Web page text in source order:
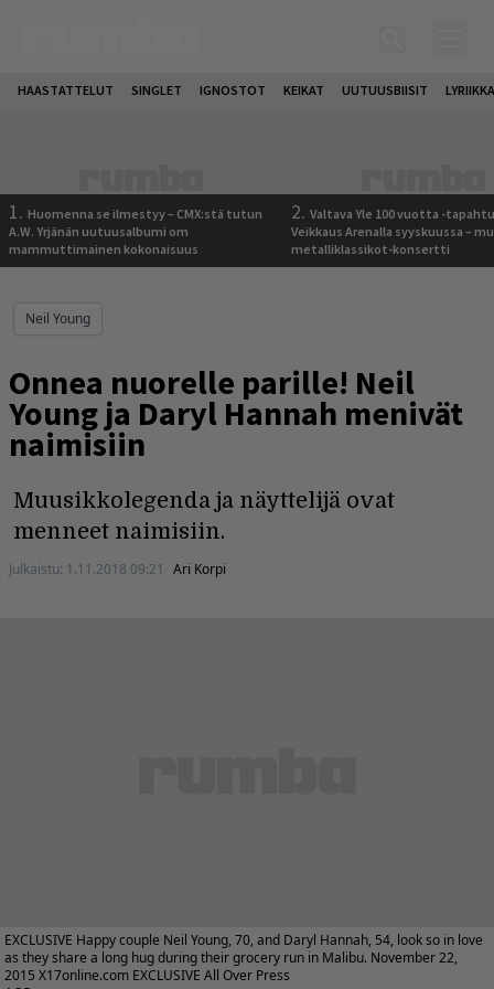
HAASTATTELUT SINGLET IGNOSTOT KEIKAT UUTUUSBIISIT
1. Huomenna se ilmestyy – CMX:stä tutun
A.W. Yrjänän uutuusalbumi om
mammuttimainen kokonaisuus
2. Valtava Yle 100 vuotta -
Veikkaus Arenalla syyskuussa –
metalliklassikot-konsertti
Neil Young
Onnea nuorelle parille! Neil
Young ja Daryl Hannah menivät
naimisiin
Muusikkolegenda ja näyttelijä ovat
menneet naimisiin.
Julkaistu: 1.11.2018 09:21 Ari Korpi
EXCLUSIVE Happy couple Neil Young, 70, and Daryl Hannah, 54, look so in love
as they share a long hug during their grocery run in Malibu. November 22,
2015 X17online.com EXCLUSIVE All Over Press